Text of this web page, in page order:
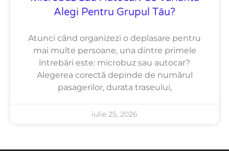
Alegi Pentru Grupul Tău?
Atunci când organizezi o deplasare pentru
mai multe persoane, una dintre primele
întrebări este: microbuz sau autocar?
Alegerea corectă depinde de numărul
pasagerilor, durata traseului,
iulie 25, 2026